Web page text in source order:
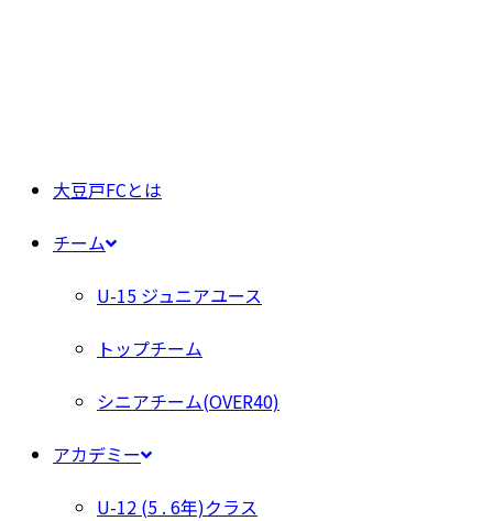
大豆戸FCとは
チーム
U-15 ジュニアユース
トップチーム
シニアチーム(OVER40)
アカデミー
U-12 (5 . 6年)クラス